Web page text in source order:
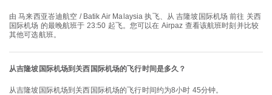
由 马来西亚峇迪航空 / Batik Air Malaysia 执飞、从 吉隆坡国际机场 前往 关西
国际机场 的最晚航班于 23:50 起飞。您可以在 Airpaz 查看该航班时刻并比较
其他可选航班。
从吉隆坡国际机场到关西国际机场的飞行时间是多久？
从吉隆坡国际机场到关西国际机场的飞行时间约为8小时 45分钟。